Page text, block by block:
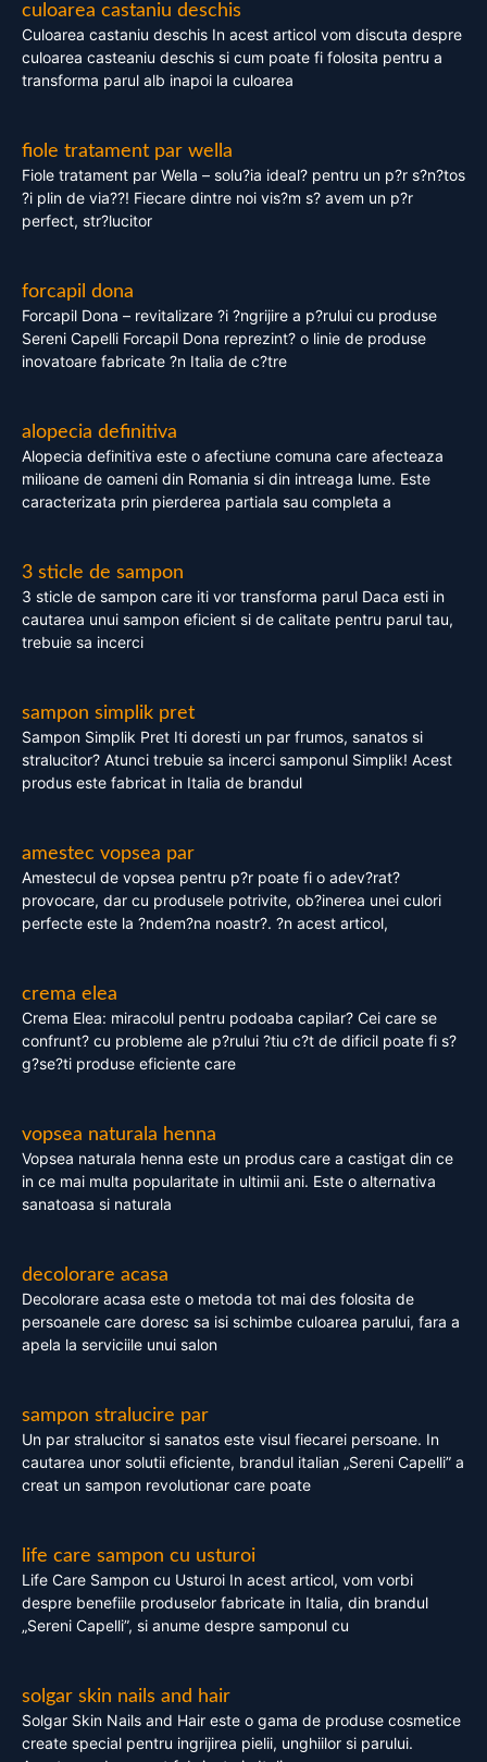
culoarea castaniu deschis
Culoarea castaniu deschis In acest articol vom discuta despre
culoarea casteaniu deschis si cum poate fi folosita pentru a
transforma parul alb inapoi la culoarea
fiole tratament par wella
Fiole tratament par Wella – solu?ia ideal? pentru un p?r s?n?tos
?i plin de via??! Fiecare dintre noi vis?m s? avem un p?r
perfect, str?lucitor
forcapil dona
Forcapil Dona – revitalizare ?i ?ngrijire a p?rului cu produse
Sereni Capelli Forcapil Dona reprezint? o linie de produse
inovatoare fabricate ?n Italia de c?tre
alopecia definitiva
Alopecia definitiva este o afectiune comuna care afecteaza
milioane de oameni din Romania si din intreaga lume. Este
caracterizata prin pierderea partiala sau completa a
3 sticle de sampon
3 sticle de sampon care iti vor transforma parul Daca esti in
cautarea unui sampon eficient si de calitate pentru parul tau,
trebuie sa incerci
sampon simplik pret
Sampon Simplik Pret Iti doresti un par frumos, sanatos si
stralucitor? Atunci trebuie sa incerci samponul Simplik! Acest
produs este fabricat in Italia de brandul
amestec vopsea par
Amestecul de vopsea pentru p?r poate fi o adev?rat?
provocare, dar cu produsele potrivite, ob?inerea unei culori
perfecte este la ?ndem?na noastr?. ?n acest articol,
crema elea
Crema Elea: miracolul pentru podoaba capilar? Cei care se
confrunt? cu probleme ale p?rului ?tiu c?t de dificil poate fi s?
g?se?ti produse eficiente care
vopsea naturala henna
Vopsea naturala henna este un produs care a castigat din ce
in ce mai multa popularitate in ultimii ani. Este o alternativa
sanatoasa si naturala
decolorare acasa
Decolorare acasa este o metoda tot mai des folosita de
persoanele care doresc sa isi schimbe culoarea parului, fara a
apela la serviciile unui salon
sampon stralucire par
Un par stralucitor si sanatos este visul fiecarei persoane. In
cautarea unor solutii eficiente, brandul italian „Sereni Capelli” a
creat un sampon revolutionar care poate
life care sampon cu usturoi
Life Care Sampon cu Usturoi In acest articol, vom vorbi
despre benefiile produselor fabricate in Italia, din brandul
„Sereni Capelli”, si anume despre samponul cu
solgar skin nails and hair
Solgar Skin Nails and Hair este o gama de produse cosmetice
create special pentru ingrijirea pielii, unghiilor si parului.